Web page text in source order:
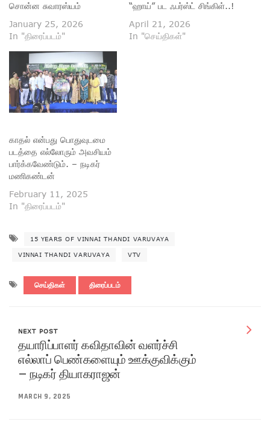
சொன்ன சுவாரஸ்யம்
January 25, 2026
In "திரைப்படம்"
“ஹாய்” பட ஃபர்ஸ்ட் சிங்கிள்..!
April 21, 2026
In "செய்திகள்"
காதல் என்பது பொதுவுடமை
படத்தை எல்லோரும் அவசியம்
பார்க்கவேண்டும். – நடிகர்
மணிகண்டன்
February 11, 2025
In "திரைப்படம்"
15 YEARS OF VINNAI THANDI VARUVAYA
VINNAI THANDI VARUVAYA VTV
செய்திகள் திரைப்படம்
NEXT POST
தயாரிப்பாளர் கவிதாவின் வளர்ச்சி
எல்லாப் பெண்களையும் ஊக்குவிக்கும்
– நடிகர் தியாகராஜன்
MARCH 9, 2025